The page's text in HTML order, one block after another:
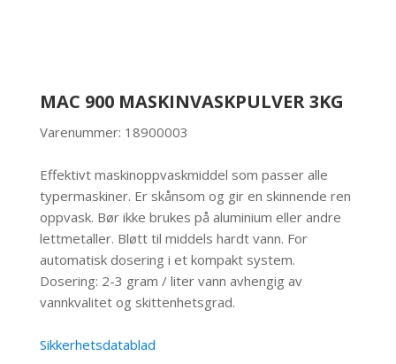
MAC 900 MASKINVASKPULVER 3KG
Varenummer: 18900003
Effektivt maskinoppvaskmiddel som passer alle
typermaskiner. Er skånsom og gir en skinnende ren
oppvask. Bør ikke brukes på aluminium eller andre
lettmetaller. Bløtt til middels hardt vann. For
automatisk dosering i et kompakt system.
Dosering: 2-3 gram / liter vann avhengig av
vannkvalitet og skittenhetsgrad.
Sikkerhetsdatablad